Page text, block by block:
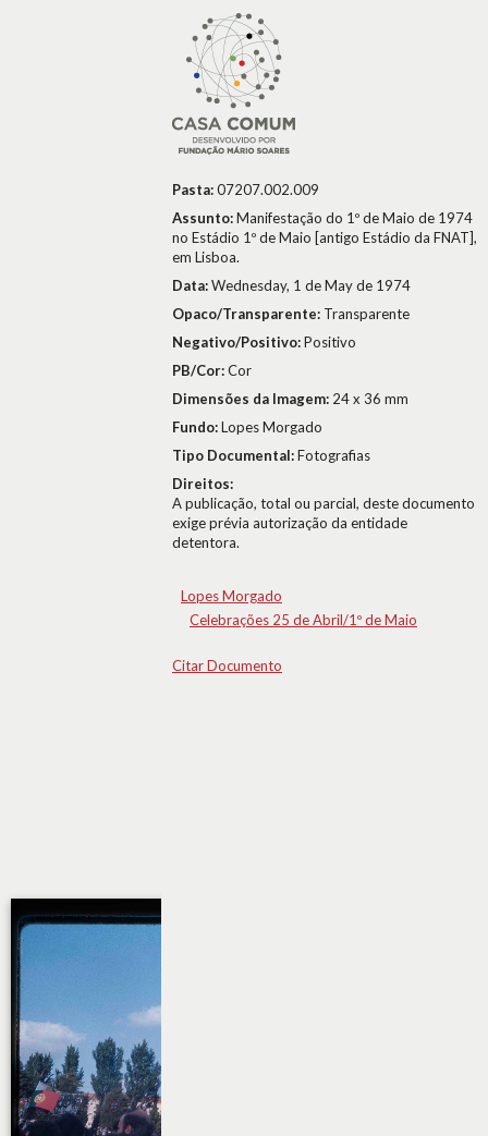
Pasta:07207.002.009
Assunto:Manifestação do 1º de Maio de 1974
no Estádio 1º de Maio [antigo Estádio da FNAT],
em Lisboa.
Data:Wednesday, 1 de May de 1974
Opaco/Transparente: Transparente
Negativo/Positivo:Positivo
PB/Cor:Cor
Dimensões da Imagem: 24 x 36 mm
Fundo:Lopes Morgado
Tipo Documental:Fotografias
Direitos:
A publicação, total ou parcial, deste documento
exige prévia autorização da entidade
detentora.
Lopes Morgado
Celebrações 25 de Abril/1º de Maio
Citar Documento